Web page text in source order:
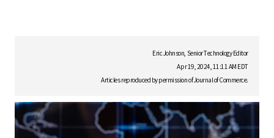
q
Eric Johnson, Senior Technology Editor
Apr 19, 2024, 11:11 AM EDT
Articles reproduced by permission of Journal of Commerce.